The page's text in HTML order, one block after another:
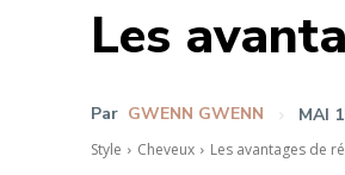
Les
Par GWENN GWENN MAI
Style Cheveux Les avantages de